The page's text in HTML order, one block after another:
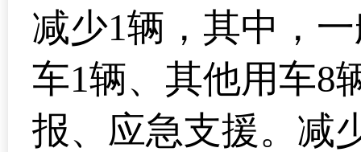
减少1辆，其中，
车1辆、其他用车8
报、应急支援。减